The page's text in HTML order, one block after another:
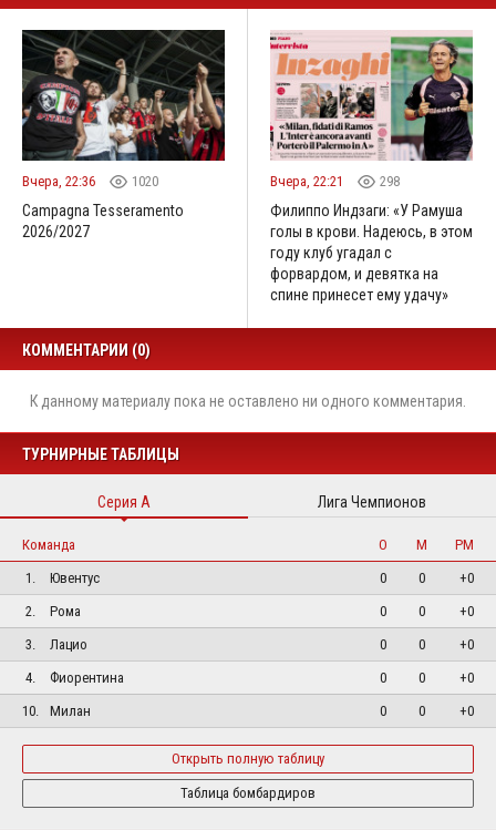
Вчера, 22:36 1020
Campagna Tesseramento
2026/2027
Вчера, 22:21 298
Филиппо Индзаги: «У Рамуша
голы в крови. Надеюсь, в этом
году клуб угадал с
форвардом, и девятка на
спине принесет ему удачу»
КОММЕНТАРИИ (0)
К данному материалу пока не оставлено ни одного комментария.
ТУРНИРНЫЕ ТАБЛИЦЫ
Серия А Лига Чемпионов
Команда О М
РМ
1.
Ювентус 0 0
+0
2.
Рома 0 0
+0
3.
Лацио 0 0
+0
4.
Фиорентина 0 0
+0
10.
Милан 0 0 +0
Открыть полную таблицу
Таблица бомбардиров